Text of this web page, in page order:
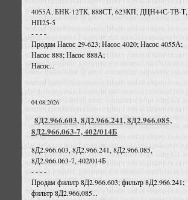
4055А, БНК-12ТК, 888СТ, 623КП, ДЦН44С-ТВ-Т,
НП25-5
- - - -
Продам Насос 29-623; Насос 4020; Насос 4055А;
Насос 888; Насос 888А;
Насос...
04.08.2026
8Д2.966.603, 8Д2.966.241, 8Д2.966.085,
8Д2.966.063-7, 402/014Б
8Д2.966.603, 8Д2.966.241, 8Д2.966.085,
8Д2.966.063-7, 402/014Б
- - - -
Продам фильтр 8Д2.966.603; фильтр 8Д2.966.241;
фильтр 8Д2.966.085...